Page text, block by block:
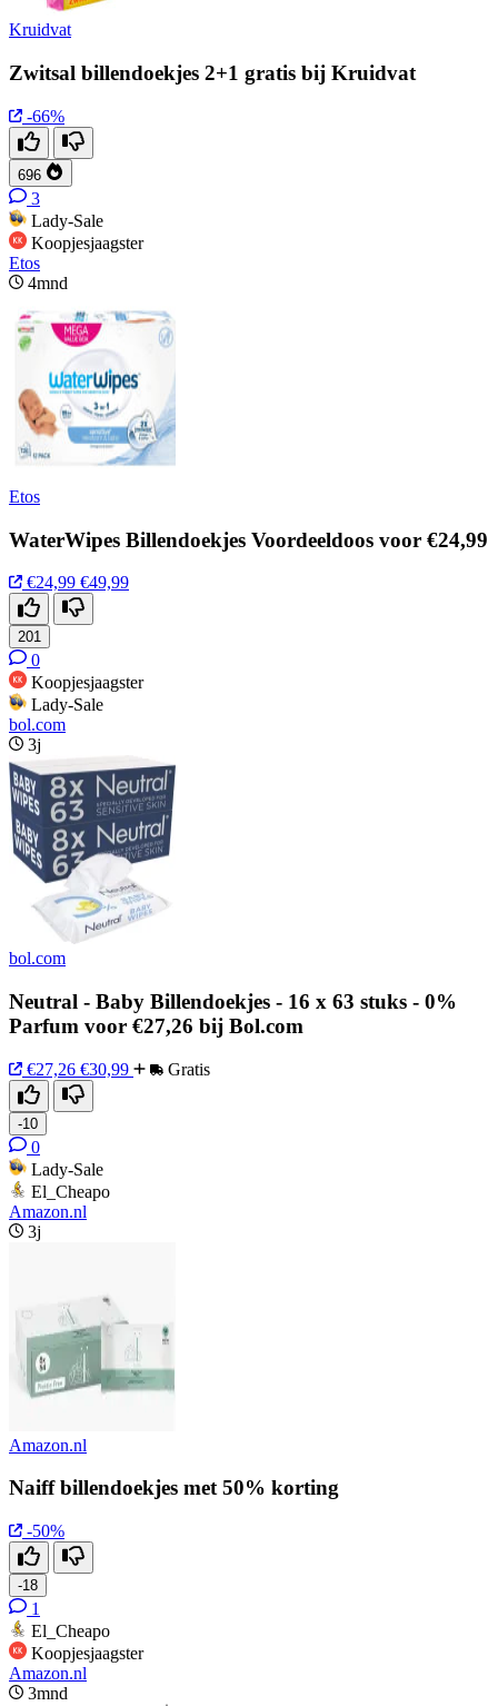
Kruidvat
Zwitsal billendoekjes 2+1 gratis bij Kruidvat
-66%
696
3
Lady-Sale
Koopjesjaagster
Etos
4mnd
Etos
WaterWipes Billendoekjes Voordeeldoos voor €24,99
€24,99 €49,99
201
0
Koopjesjaagster
Lady-Sale
bol.com
3j
bol.com
Neutral - Baby Billendoekjes - 16 x 63 stuks - 0%
Parfum voor €27,26 bij Bol.com
€27,26 €30,99 Gratis
-10
0
Lady-Sale
El_Cheapo
Amazon.nl
3j
Amazon.nl
Naiff billendoekjes met 50% korting
-50%
-18
1
El_Cheapo
Koopjesjaagster
Amazon.nl
3mnd